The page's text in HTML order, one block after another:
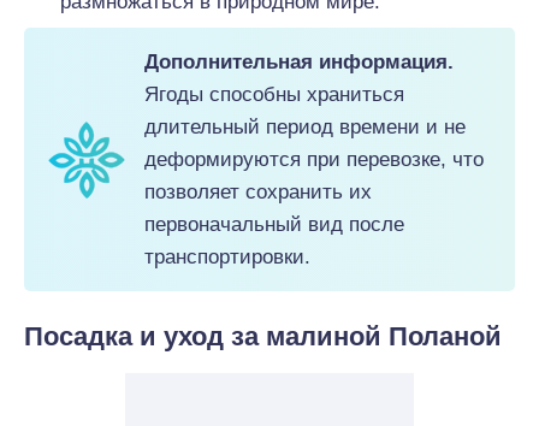
Дополнительная информация.
Ягоды способны храниться
длительный период времени и не
деформируются при перевозке, что
позволяет сохранить их
первоначальный вид после
транспортировки.
Посадка и уход за малиной Поланой